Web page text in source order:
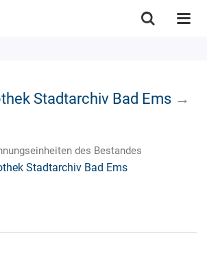
Stadtarchiv Bad Ems →
des Bestandes
Stadtarchiv Bad Ems